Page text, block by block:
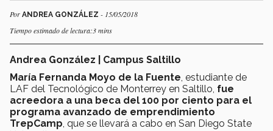
Por ANDREA GONZÁLEZ - 15/05/2018
Tiempo estimado de lectura:3 mins
Andrea González | Campus Saltillo
María Fernanda Moyo de la Fuente , estudiante de
LAF del Tecnológico de Monterrey en Saltillo, fue
acreedora a una beca del 100 por ciento para el
programa avanzado de emprendimiento
TrepCamp , que se llevará a cabo en San Diego State